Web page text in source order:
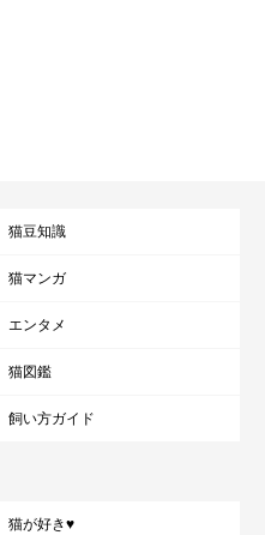
猫豆知識
猫マンガ
エンタメ
猫図鑑
飼い方ガイド
猫が好き♥